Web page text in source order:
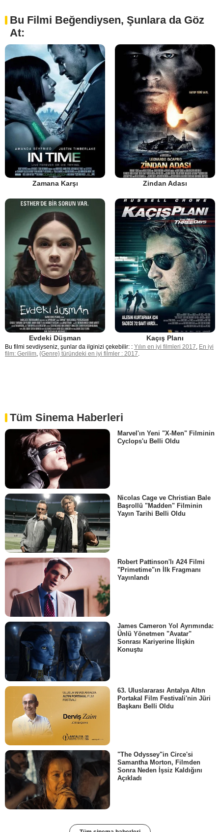
Bu Filmi Beğendiysen, Şunlara da Göz
At:
Zamana Karşı Zindan Adası
Evdeki Düşman Kaçış Planı
Bu filmi sevdiyseniz, şunlar da ilginizi çekebilir: : Yılın en iyi filmleri 2017, En iyi
film: Gerilim, {Genre} türündeki en iyi filmler : 2017.
Tüm Sinema Haberleri
Marvel'ın Yeni "X-Men" Filminin
Cyclops'u Belli Oldu
Nicolas Cage ve Christian Bale
Başrollü "Madden" Filminin
Yayın Tarihi Belli Oldu
Robert Pattinson'lı A24 Filmi
"Primetime"ın İlk Fragmanı
Yayınlandı
James Cameron Yol Ayrımında:
Ünlü Yönetmen "Avatar"
Sonrası Kariyerine İlişkin
Konuştu
63. Uluslararası Antalya Altın
Portakal Film Festivali'nin Jüri
Başkanı Belli Oldu
"The Odyssey"in Circe'si
Samantha Morton, Filmden
Sonra Neden İşsiz Kaldığını
Açıkladı